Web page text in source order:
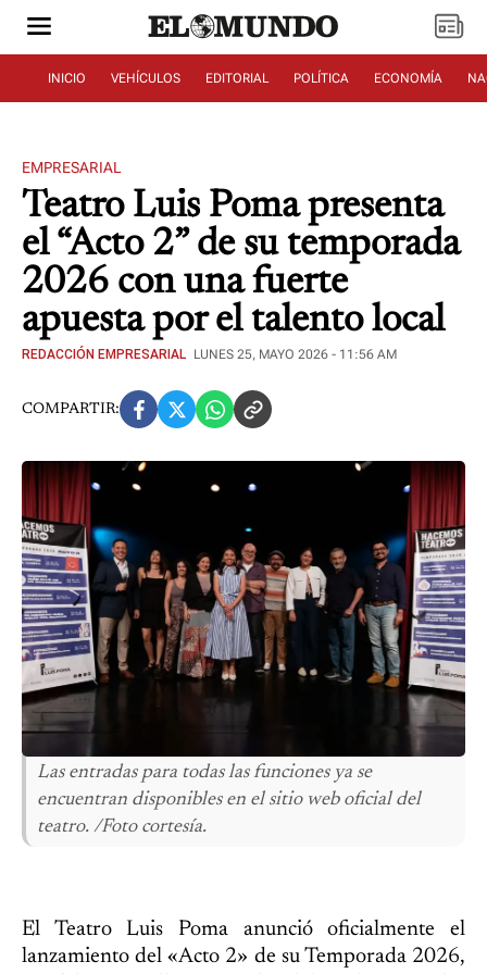
INICIO VEHÍCULOS EDITORIAL POLÍTICA ECONOMÍA
EMPRESARIAL
Teatro Luis Poma presenta
el “Acto 2” de su temporada
2026 con una fuerte
apuesta por el talento local
REDACCIÓN EMPRESARIAL LUNES 25, MAYO 2026 - 11:56 AM
COMPARTIR:
Las entradas para todas las funciones ya se
encuentran disponibles en el sitio web oficial del
teatro. /Foto cortesía.
El Teatro Luis Poma anunció oficialmente el
lanzamiento del «Acto 2» de su Temporada 2026,